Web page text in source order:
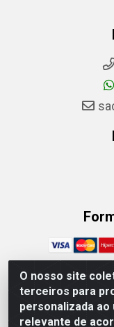
O nosso site
terceiros para
personalizada
relevante de
Rafael & Dantas
CEP: